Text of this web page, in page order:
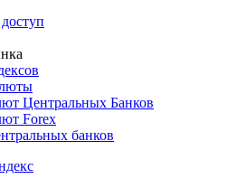
7-дневный
базу данных
Центральных Банков